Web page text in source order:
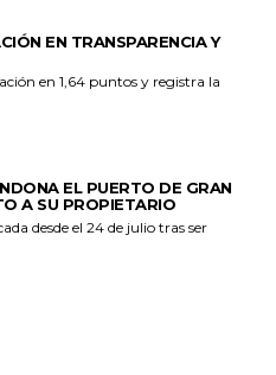
EN TRANSPARENCIA Y
en 1,64 puntos y registra la
EL PUERTO DE GRAN
A SU PROPIETARIO
desde el 24 de julio tras ser